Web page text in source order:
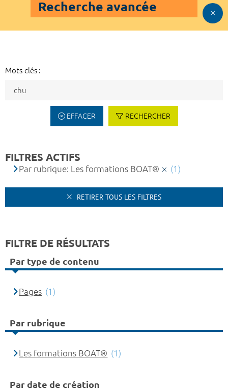
Recherche avancée
Mots-clés :
EFFACER RECHERCHER
FILTRES ACTIFS
Par rubrique: Les formations BOAT® (1)
RETIRER TOUS LES FILTRES
FILTRE DE RÉSULTATS
Par type de contenu
Pages (1)
Par rubrique
Les formations BOAT® (1)
Par date de création